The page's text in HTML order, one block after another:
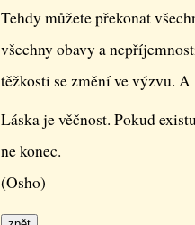
Tehdy můžete překonat
všechny obavy a
těžkosti se změní ve výzvu.
Láska je věčnost. Pokud
ne konec.
(Osho)